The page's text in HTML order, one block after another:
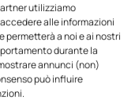
utilizziamo
alle informazioni
permetterà a noi e ai nostri
durante la
annunci (non)
può influire